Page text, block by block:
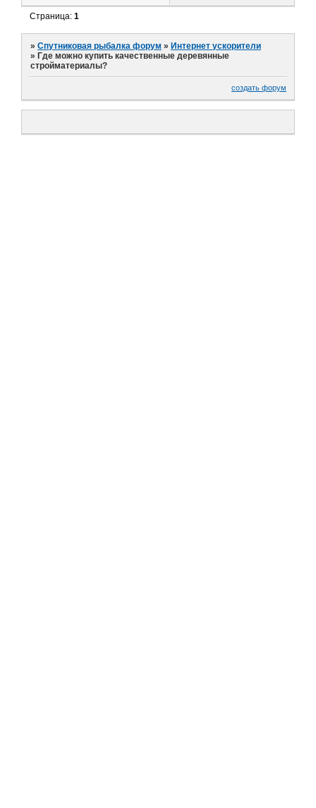
Страница:1
»Спутниковая рыбалка форум »Интернет ускорители
»Где можно купить качественные деревянные
стройматериалы?
создать форум